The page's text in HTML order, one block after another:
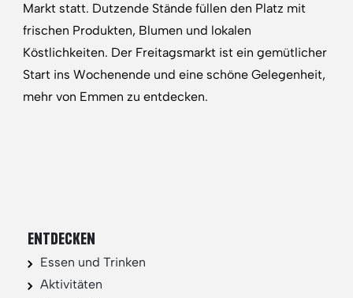
Markt statt. Dutzende Stände füllen den Platz mit
frischen Produkten, Blumen und lokalen
Köstlichkeiten. Der Freitagsmarkt ist ein gemütlicher
Start ins Wochenende und eine schöne Gelegenheit,
mehr von Emmen zu entdecken.
ENTDECKEN
Essen und Trinken
Aktivitäten